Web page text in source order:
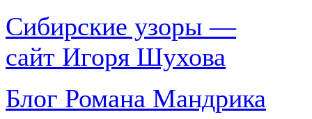
Сибирские узоры —
сайт Игоря Шухова
Блог Романа Мандрика